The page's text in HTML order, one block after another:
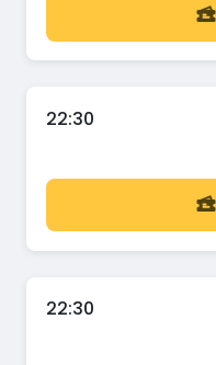
22:30
22:30